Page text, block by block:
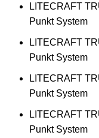
LITECRAFT
Punkt System
LITECRAFT
Punkt System
LITECRAFT
Punkt System
LITECRAFT
Punkt System